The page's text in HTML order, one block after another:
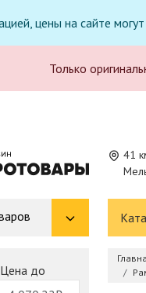
цены на сайте
Только
41
Цена до